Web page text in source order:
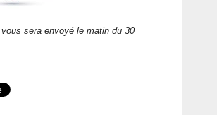
sera envoyé le matin du 30